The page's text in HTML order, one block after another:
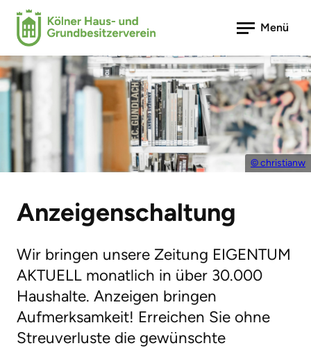
Menü
© christianw
Anzeigenschaltung
Wir bringen unsere Zeitung EIGENTUM
AKTUELL monatlich in über 30.000
Haushalte. Anzeigen bringen
Aufmerksamkeit! Erreichen Sie ohne
Streuverluste die gewünschte